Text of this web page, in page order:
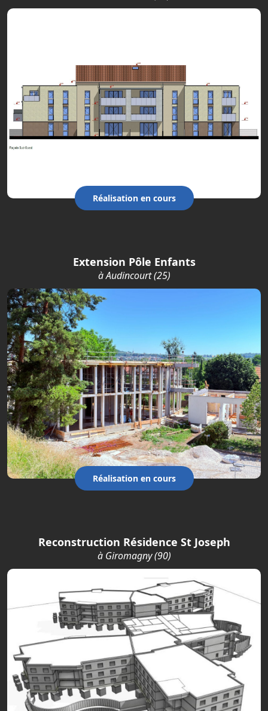
Réalisation en cours
Extension Pôle Enfants
à Audincourt (25)
Réalisation en cours
Reconstruction Résidence St Joseph
à Giromagny (90)